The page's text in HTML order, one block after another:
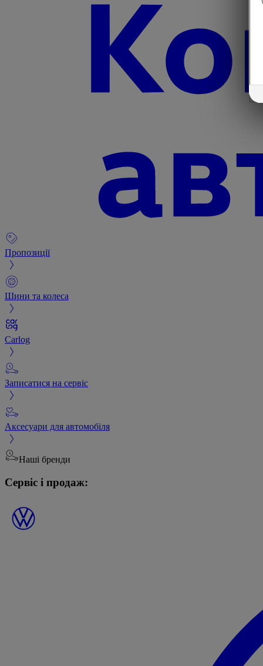
Пропозиції
Шини та колеса
Carlog
Записатися на сервіс
Аксесуари для автомобіля
Наші бренди
Сервіс і продаж: